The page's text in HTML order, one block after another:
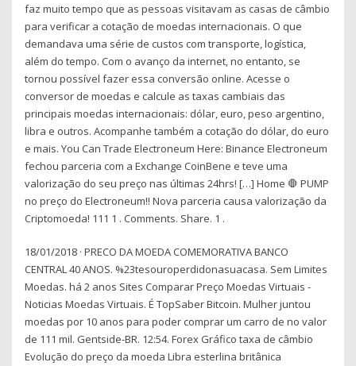
faz muito tempo que as pessoas visitavam as casas de câmbio
para verificar a cotação de moedas internacionais. O que
demandava uma série de custos com transporte, logística,
além do tempo. Com o avanço da internet, no entanto, se
tornou possível fazer essa conversão online. Acesse o
conversor de moedas e calcule as taxas cambiais das
principais moedas internacionais: dólar, euro, peso argentino,
libra e outros. Acompanhe também a cotação do dólar, do euro
e mais. You Can Trade Electroneum Here: Binance Electroneum
fechou parceria com a Exchange CoinBene e teve uma
valorização do seu preço nas últimas 24hrs! […] Home 🛑 PUMP
no preço do Electroneum!! Nova parceria causa valorização da
Criptomoeda! 111 1 . Comments. Share. 1 .
18/01/2018 · PRECO DA MOEDA COMEMORATIVA BANCO
CENTRAL 40 ANOS. %23tesouroperdidonasuacasa. Sem Limites
Moedas. há 2 anos Sites Comparar Preço Moedas Virtuais -
Noticias Moedas Virtuais. É TopSaber Bitcoin. Mulher juntou
moedas por 10 anos para poder comprar um carro de no valor
de 111 mil. Gentside-BR. 12:54. Forex Gráfico taxa de câmbio
Evolução do preço da moeda Libra esterlina britânica